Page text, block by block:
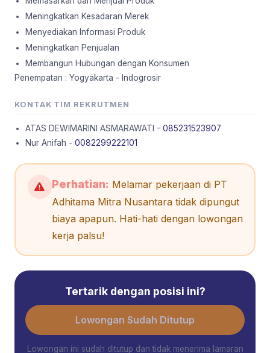
Meningkatkan Kesadaran Merek
Menyediakan Informasi Produk
Meningkatkan Penjualan
Membangun Hubungan dengan Konsumen
Penempatan : Yogyakarta - Indogrosir
KONTAK TIM REKRUTMEN
ATAS DEWIMARINI ASMARAWATI - 085231523907
Nur Anifah - 0082299222101
Perhatian: Melamar pekerjaan di PT
Adhitama Mitra Nusantara tidak dipungut
biaya apapun. Hati-hati dengan lowongan
kerja palsu!
Tertarik dengan posisi ini?
Lowongan Sudah Ditutup
Lowongan ini sudah ditutup dan tidak menerima lamaran